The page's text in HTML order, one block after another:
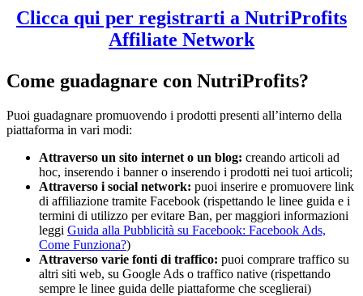
Clicca qui per registrarti a NutriProfits
Affiliate Network
Come guadagnare con NutriProfits?
Puoi guadagnare promuovendo i prodotti presenti all’interno della
piattaforma in vari modi:
Attraverso un sito internet o un blog: creando articoli ad
hoc, inserendo i banner o inserendo i prodotti nei tuoi articoli;
Attraverso i social network: puoi inserire e promuovere link
di affiliazione tramite Facebook (rispettando le linee guida e i
termini di utilizzo per evitare Ban, per maggiori informazioni
leggi Guida alla Pubblicità su Facebook: Facebook Ads,
Come Funziona?)
Attraverso varie fonti di traffico: puoi comprare traffico su
altri siti web, su Google Ads o traffico native (rispettando
sempre le linee guida delle piattaforme che sceglierai)